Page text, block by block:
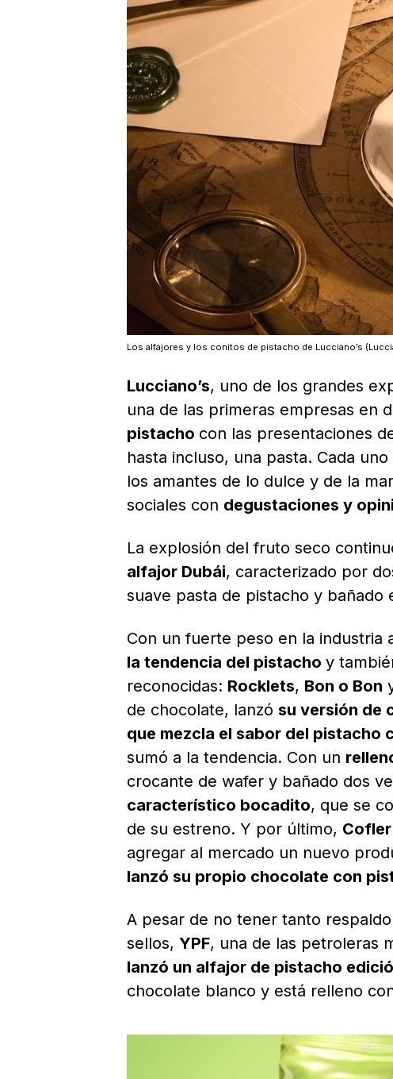
Los alfajores y los conitos de pistacho de Lucciano’s
Lucciano’s, uno de los grandes
una de las primeras empresas en
pistacho con las presentaciones
hasta incluso, una pasta. Cada
los amantes de lo dulce y de la
sociales con degustaciones y
La explosión del fruto seco
alfajor Dubái, caracterizado por
suave pasta de pistacho y bañado
Con un fuerte peso en la industria
la tendencia del pistacho y
reconocidas: Rocklets, Bon o Bon
de chocolate, lanzó su versión de
que mezcla el sabor del pistacho
sumó a la tendencia. Con un
crocante de wafer y bañado dos
característico bocadito, que se
de su estreno. Y por último,
agregar al mercado un nuevo
lanzó su propio chocolate con
A pesar de no tener tanto
sellos, YPF, una de las petroleras
lanzó un alfajor de pistacho
chocolate blanco y está relleno